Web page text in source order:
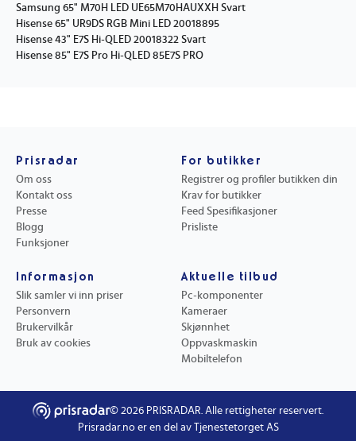
Samsung 65" M70H LED UE65M70HAUXXH Svart
Hisense 65" UR9DS RGB Mini LED 20018895
Hisense 43" E7S Hi-QLED 20018322 Svart
Hisense 85" E7S Pro Hi-QLED 85E7S PRO
Prisradar
Om oss
Kontakt oss
Presse
Blogg
Funksjoner
For butikker
Registrer og profiler butikken din
Krav for butikker
Feed Spesifikasjoner
Prisliste
Informasjon
Slik samler vi inn priser
Personvern
Brukervilkår
Bruk av cookies
Aktuelle tilbud
Pc-komponenter
Kameraer
Skjønnhet
Oppvaskmaskin
Mobiltelefon
Prisradar.no er en del av Tjenestetorget AS
© 2026 PRISRADAR. Alle rettigheter reservert.